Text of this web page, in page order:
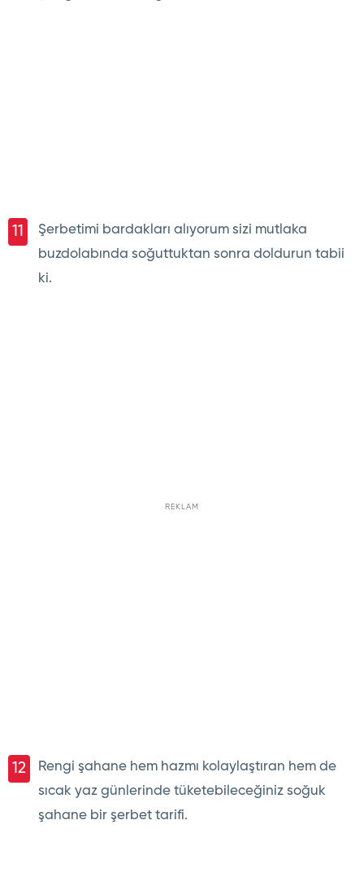
11
Şerbetimi bardakları alıyorum sizi mutlaka
buzdolabında soğuttuktan sonra doldurun tabii
ki.
REKLAM
12
Rengi şahane hem hazmı kolaylaştıran hem de
sıcak yaz günlerinde tüketebileceğiniz soğuk
şahane bir şerbet tarifi.